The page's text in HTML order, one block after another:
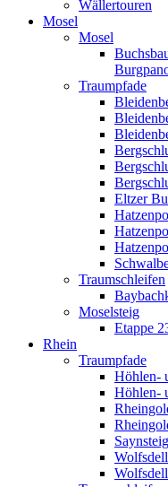
Wällertouren
Mosel
Mosel
Traumpfade
Eltzer
Traumschleifen
Moselsteig
Etappe
Rhein
Traumpfade
Höhlen-
Höhlen-